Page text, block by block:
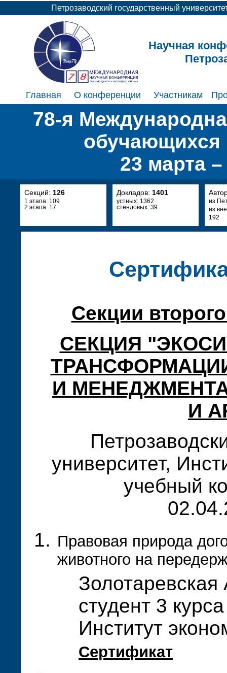
Петрозаводский государственный
Научная
Главная О конференции Участникам
78-я
23 марта
Секций: 126
1 этапа: 109
2 этапа: 17
Докладов: 1401
устных: 1362
стендовых: 39
из
из
192
Секции
СЕКЦИЯ
И
И
университет,
учебный
Правовая природа
животного на
студент 3
Институт
Сертификат